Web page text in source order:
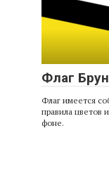
Флаг
Флаг имеется
правила цветов
фоне.